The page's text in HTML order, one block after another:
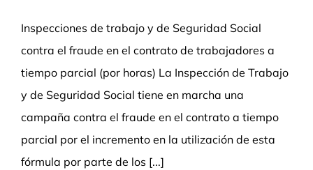
Inspecciones de trabajo y de Seguridad Social
contra el fraude en el contrato de trabajadores a
tiempo parcial (por horas) La Inspección de Trabajo
y de Seguridad Social tiene en marcha una
campaña contra el fraude en el contrato a tiempo
parcial por el incremento en la utilización de esta
fórmula por parte de los [...]